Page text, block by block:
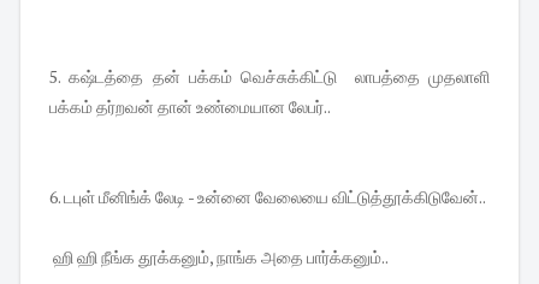
5. கஷ்டத்தை தன் பக்கம் வெச்சுக்கிட்டு லாபத்தை முதலாளி
பக்கம் தர்றவன் தான் உண்மையான லேபர்..
6. டபுள் மீனிங்க் லேடி - உன்னை வேலையை விட்டுத்தூக்கிடுவேன்..
ஹி ஹி நீங்க தூக்கனும், நாங்க அதை பார்க்கனும்..